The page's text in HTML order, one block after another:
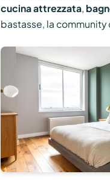
cucina attrezzata,
bastasse, la community